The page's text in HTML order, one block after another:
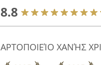
8.8
ΑΡΤΟΠΟΙΕΊΟ ΧΑΝΉΣ